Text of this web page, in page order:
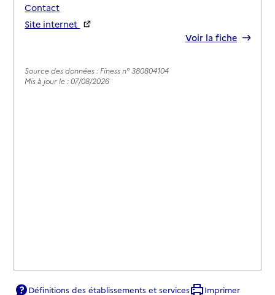
Contact
Site internet
Voir la fiche
Source des données : Finess n° 380804104
Mis à jour le : 07/08/2026
Définitions des établissements et services
Imprimer